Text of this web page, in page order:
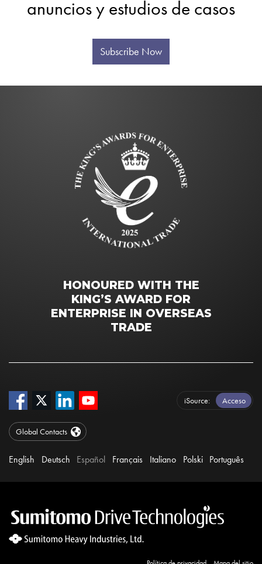
anuncios y estudios de casos
Subscribe Now
HONOURED WITH THE
KING’S AWARD FOR
ENTERPRISE IN OVERSEAS
TRADE
iSource Acceso
Global Contacts
English Deutsch Español Français Italiano Polski Português